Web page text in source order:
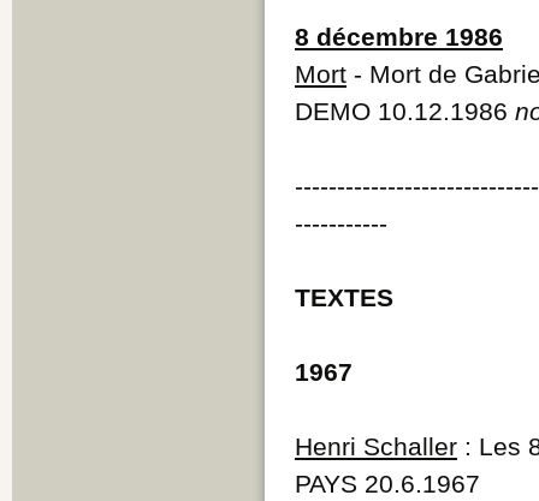
8 décembre 1986
Mort - Mort de
DEMO 10.12.1986
-----------
TEXTES
1967
Henri Schaller : Les
PAYS 20.6.1967